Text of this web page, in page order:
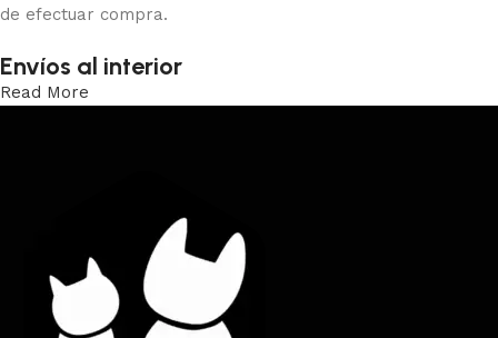
de efectuar compra.
Envíos al interior
Read More